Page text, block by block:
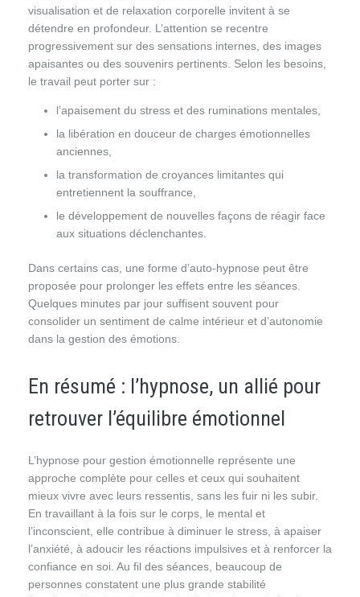
visualisation et de relaxation corporelle invitent à se
détendre en profondeur. L’attention se recentre
progressivement sur des sensations internes, des images
apaisantes ou des souvenirs pertinents. Selon les besoins,
le travail peut porter sur :
l’apaisement du stress et des ruminations mentales,
la libération en douceur de charges émotionnelles
anciennes,
la transformation de croyances limitantes qui
entretiennent la souffrance,
le développement de nouvelles façons de réagir face
aux situations déclenchantes.
Dans certains cas, une forme d’auto-hypnose peut être
proposée pour prolonger les effets entre les séances.
Quelques minutes par jour suffisent souvent pour
consolider un sentiment de calme intérieur et d’autonomie
dans la gestion des émotions.
En résumé : l’hypnose, un allié pour
retrouver l’équilibre émotionnel
L’hypnose pour gestion émotionnelle représente une
approche complète pour celles et ceux qui souhaitent
mieux vivre avec leurs ressentis, sans les fuir ni les subir.
En travaillant à la fois sur le corps, le mental et
l’inconscient, elle contribue à diminuer le stress, à apaiser
l’anxiété, à adoucir les réactions impulsives et à renforcer la
confiance en soi. Au fil des séances, beaucoup de
personnes constatent une plus grande stabilité